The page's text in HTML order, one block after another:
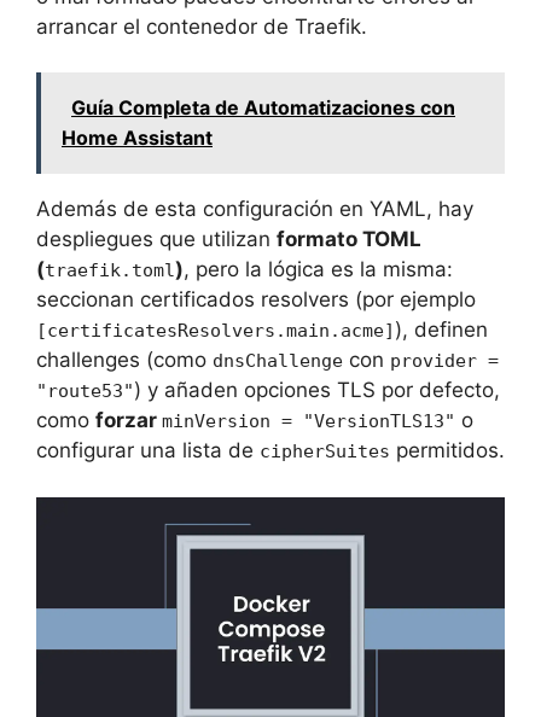
arrancar el contenedor de Traefik.
Guía Completa de Automatizaciones con
Home Assistant
Además de esta configuración en YAML, hay
despliegues que utilizan formato TOML
(traefik.toml), pero la lógica es la misma:
seccionan certificados resolvers (por ejemplo
[certificatesResolvers.main.acme] ), definen
challenges (como dnsChallenge con provider =
"route53") y añaden opciones TLS por defecto,
como forzar minVersion = "VersionTLS13" o
configurar una lista de cipherSuites permitidos.